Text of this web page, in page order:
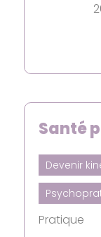
Santé
Devenir
Pratique